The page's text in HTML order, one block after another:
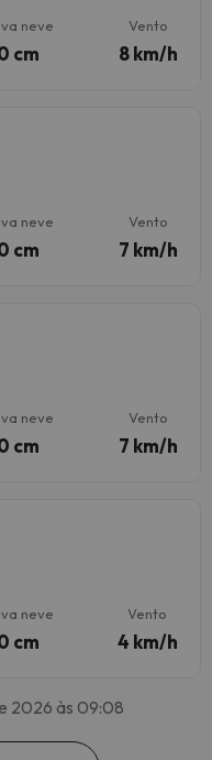
neve
cm
Vento
8 km/h
neve
cm
Vento
7 km/h
neve
cm
Vento
7 km/h
neve
cm
Vento
4 km/h
2026 às 09:08